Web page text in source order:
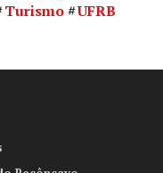
Turismo
UFRB